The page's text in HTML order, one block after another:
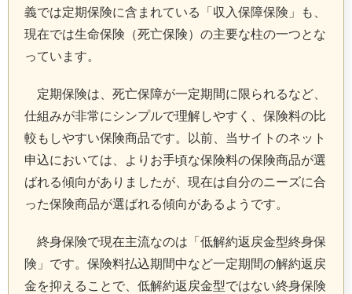
義では定期保険に含まれている「収入保障保険」も、
現在では生命保険（死亡保険）の主要な柱の一つとな
っています。
定期保険は、死亡保障が一定期間に限られるなど、
仕組みが非常にシンプルで理解しやすく、保険料の比
較もしやすい保険商品です。以前、当サイトのネット
申込においては、よりお手頃な保険料の保険商品が選
ばれる傾向がありましたが、現在は自分のニーズに合
った保険商品が選ばれる傾向があるようです。
終身保険で現在主流なのは「低解約返戻金型終身保
険」です。保険料払込期間中など一定期間の解約返戻
金を抑えることで、低解約返戻金型ではない終身保険